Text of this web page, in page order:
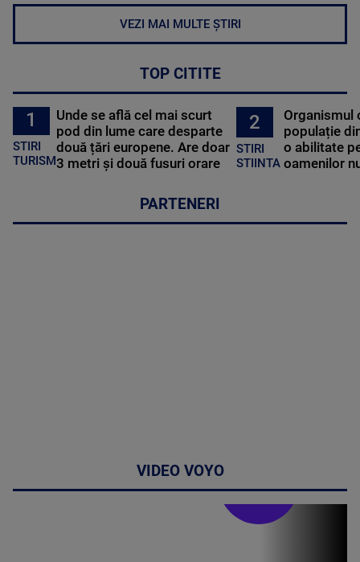
VEZI MAI MULTE ȘTIRI
TOP CITITE
1
STIRI
TURISM
Unde se află cel mai scurt
pod din lume care desparte
două țări europene. Are doar
3 metri și două fusuri orare
2
STIRI
STIINTA
Organismul
populație
o abilitate
oamenilor
PARTENERI
VIDEO VOYO